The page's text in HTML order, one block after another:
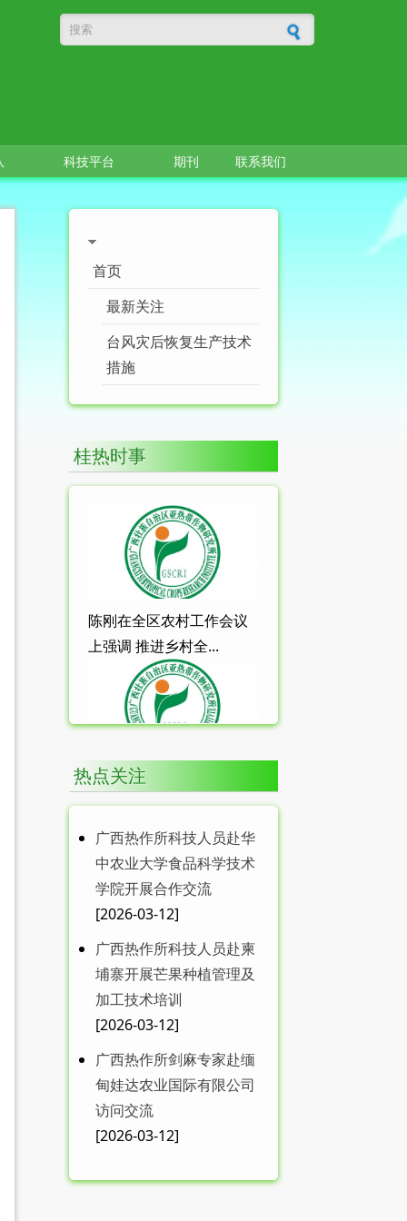
搜索表单
科技平台 期刊 联系我们
首页
最新关注
台风灾后恢复生产技术
措施
桂热时事
陈刚在全区农村工作会议
上强调 推进乡村全...
中共中央 国务院关于锚定
农业农村现代化 ...
MDPI 特刊征稿|广西热作
所在food...
广西热作所召开送培博士
工作学习汇报会
热点关注
广西热作所科技人员赴华
中农业大学食品科学技术
学院开展合作交流
[2026-03-12]
广西热作所科技人员赴柬
埔寨开展芒果种植管理及
加工技术培训
[2026-03-12]
广西热作所剑麻专家赴缅
甸娃达农业国际有限公司
访问交流
[2026-03-12]